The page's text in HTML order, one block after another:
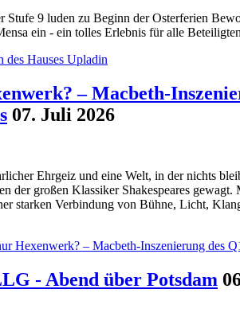
Stufe 9 luden zu Beginn der Osterferien
ein - ein tolles Erlebnis für alle
des Hauses Upladin
– Macbeth-
07. Juli 2026
Ehrgeiz und eine Welt, in der nichts
der großen Klassiker Shakespeares
starken Verbindung von Bühne, Licht,
Hexenwerk? – Macbeth-Inszenierung des
- Abend über Potsdam